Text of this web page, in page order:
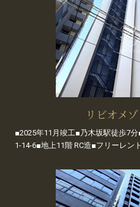
リビオメ
■2025年11月竣工■乃木坂駅徒歩7
1-14-6■地上11階 RC造■フリーレン